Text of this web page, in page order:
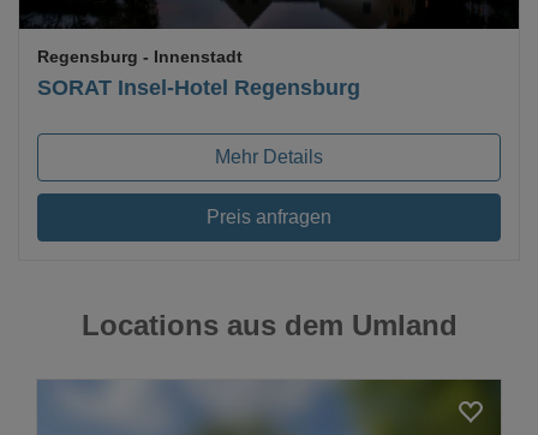
SORAT Insel-Hotel Regensburg
Regensburg - Innenstadt
Mehr Details
Preis anfragen
Locations aus dem Umland